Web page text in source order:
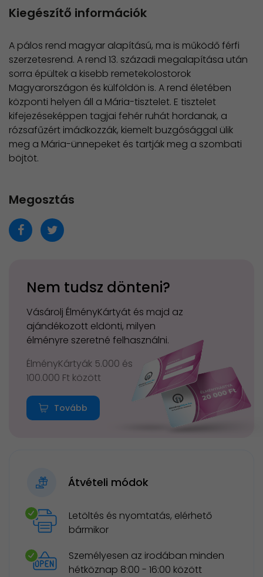
Kiegészítő információk
A pálos rend magyar alapítású, ma is működő férfi
szerzetesrend. A rend 13. századi megalapítása után
sorra épültek a kisebb remetekolostorok
Magyarországon és külföldön is. A rend életében
központi helyen áll a Mária-tisztelet. E tisztelet
kifejezéseképpen tagjai fehér ruhát hordanak, a
rózsafűzért imádkozzák, kiemelt buzgósággal ülik
meg a Mária-ünnepeket és tartják meg a szombati
böjtöt.
Megosztás
Nem tudsz dönteni?
Vásárolj ÉlményKártyát és majd az
ajándékozott eldönti, milyen
élményre szeretné felhasználni.
ÉlményKártyák 5.000 és
100.000 Ft között
Tovább
Átvételi módok
Letöltés és nyomtatás, elérhető
bármikor
Személyesen az irodában minden
hétköznap 8:00 - 16:00 között